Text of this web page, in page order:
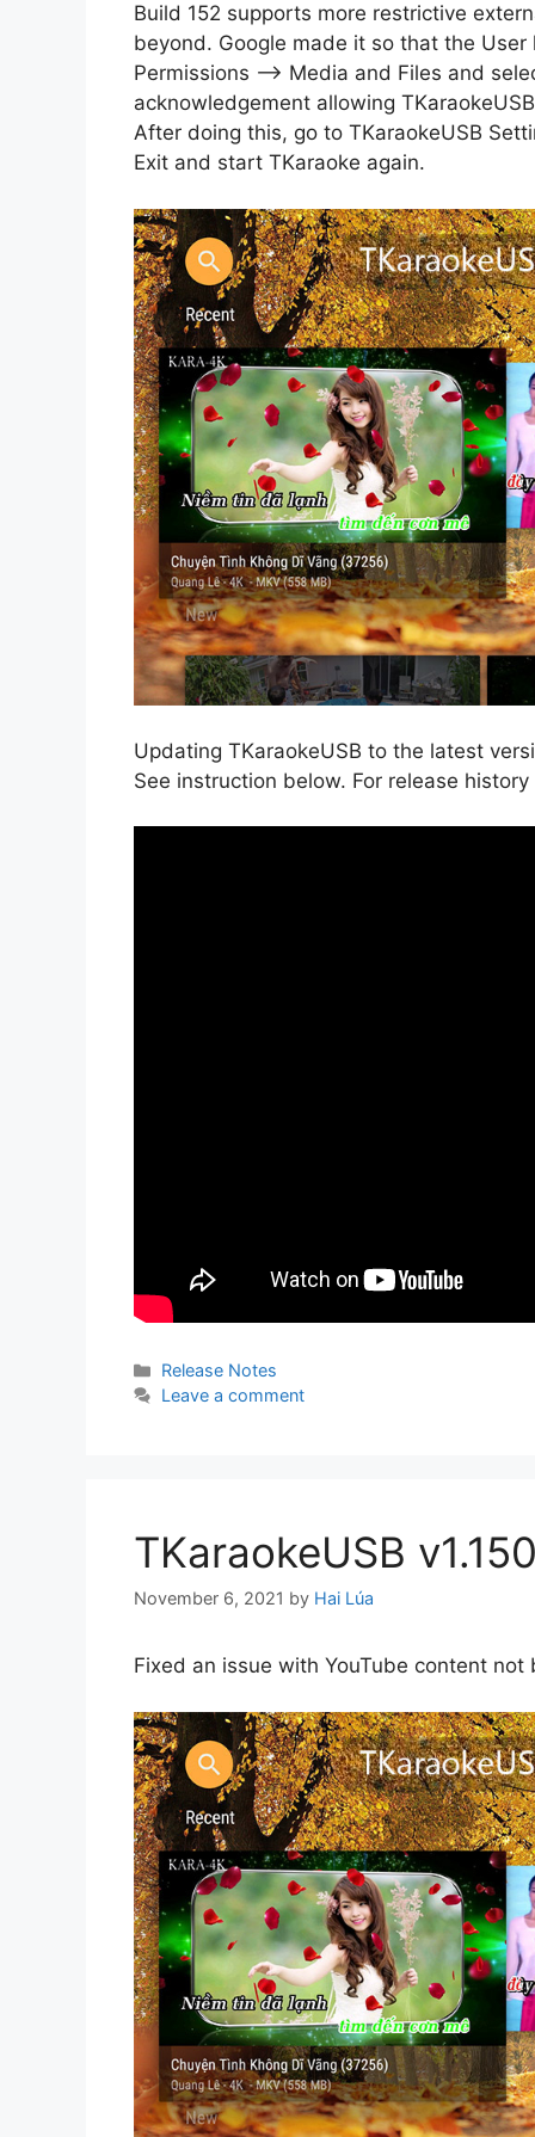
Build 152 supports more restrictive
beyond. Google made it so that the
Permissions –> Media and Files and
acknowledgement allowing
After doing this, go to TKaraokeUSB
Exit and start TKaraoke again.
Updating TKaraokeUSB to the latest
See instruction below. For release
Categories
Release Notes
Leave a comment
TKaraokeUSB
November 6, 2021 by Hai Lúa
Fixed an issue with YouTube content